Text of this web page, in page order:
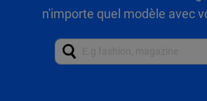
n'importe quel modèle avec